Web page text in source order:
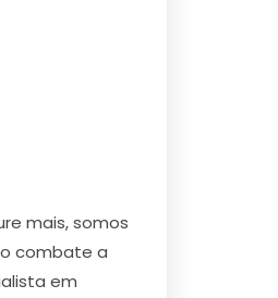
mais, somos
combate a
em